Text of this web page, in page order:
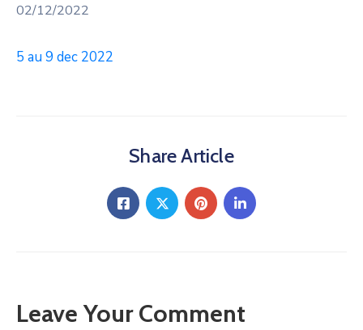
02/12/2022
5 au 9 dec 2022
Share Article
Leave Your Comment